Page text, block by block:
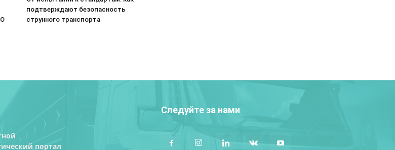
подтверждают безопасность
струнного транспорта
портал
Следуйте за нами